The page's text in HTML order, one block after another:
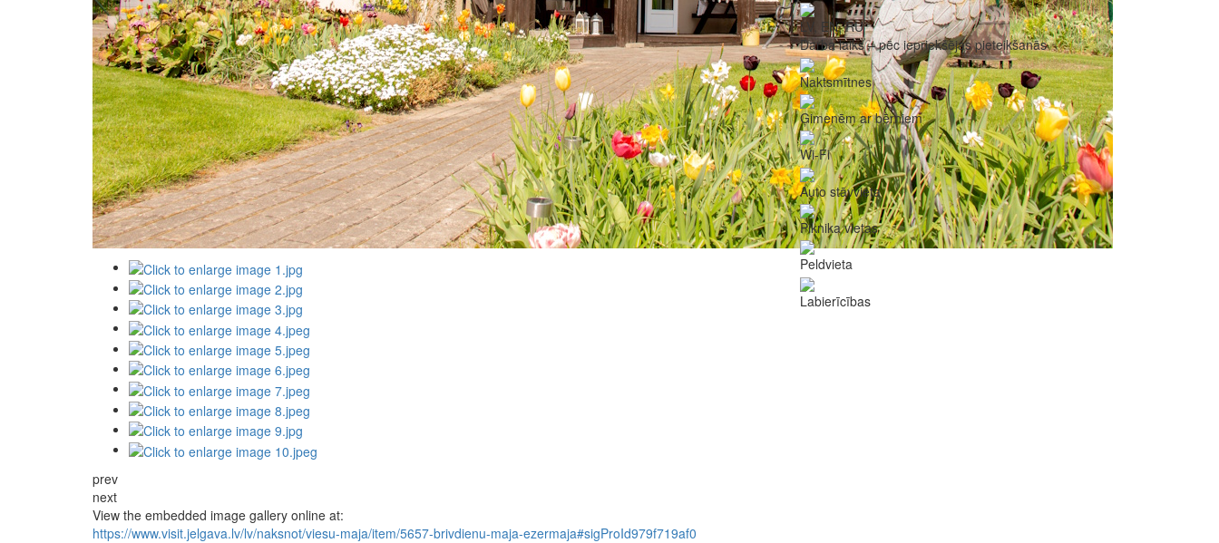
prev
next
View the embedded image gallery online at:
https://www.visit.jelgava.lv/lv/naksnot/viesu-maja/item/5657-brivdienu-maja-ezermaja#sigProId979f719af0
LV, EN, RU
Darba laiks – pēc iepriekšējas pieteikšanās
Naktsmītnes
Ģimenēm ar bērniem
Wi-Fi
Auto stāvvieta
Piknika vietas
Peldvieta
Labierīcības